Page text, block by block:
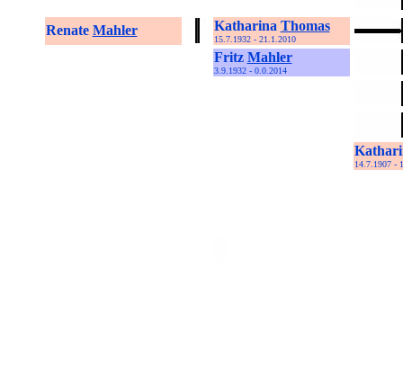
Renate Mahler Katharina Thomas
15.7.1932 - 21.1.2010
Fritz Mahler
3.9.1932 - 0.0.2014
14.7.1907 -